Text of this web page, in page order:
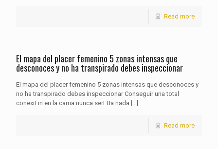
Read more
El mapa del placer femenino 5 zonas intensas que
desconoces y no ha transpirado debes inspeccionar
El mapa del placer femenino 5 zonas intensas que desconoces y
no ha transpirado debes inspeccionar Conseguir una total
conexiГіn en la cama nunca serГ­В­a nada […]
Read more